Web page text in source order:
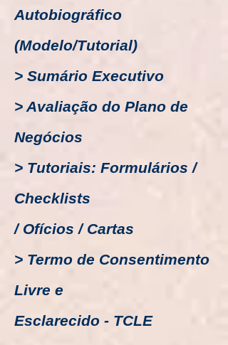
Autobiográfico
(Modelo/Tutorial)
> Sumário Executivo
> Avaliação do Plano de
Negócios
> Tutoriais: Formulários /
Checklists
/ Ofícios / Cartas
> Termo de Consentimento
Livre e
Esclarecido - TCLE